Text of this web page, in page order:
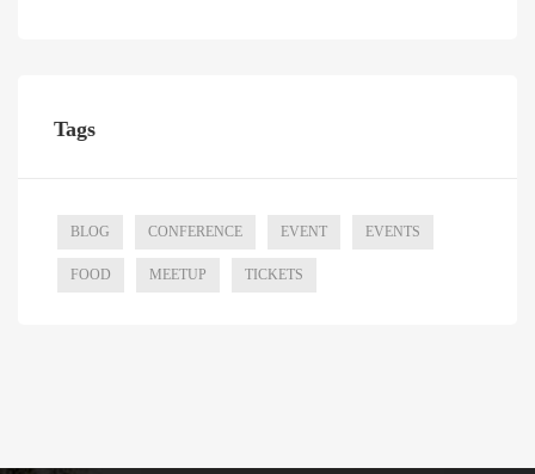
Tags
BLOG CONFERENCE EVENT EVENTS
FOOD MEETUP TICKETS